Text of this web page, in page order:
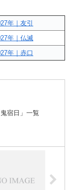
年｜友引
年｜仏滅
年｜赤口
宿日」一覧